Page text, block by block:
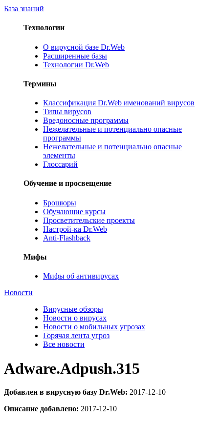
База знаний
Технологии
О вирусной базе Dr.Web
Расширенные базы
Технологии Dr.Web
Термины
Классификация Dr.Web именований вирусов
Типы вирусов
Вредоносные программы
Нежелательные и потенциально опасные
программы
Нежелательные и потенциально опасные
элементы
Глоссарий
Обучение и просвещение
Брошюры
Обучающие курсы
Просветительские проекты
Настрой-ка Dr.Web
Anti-Flashback
Мифы
Мифы об антивирусах
Новости
Вирусные обзоры
Новости о вирусах
Новости о мобильных угрозах
Горячая лента угроз
Все новости
Adware.Adpush.315
Добавлен в вирусную базу Dr.Web: 2017-12-10
Описание добавлено: 2017-12-10